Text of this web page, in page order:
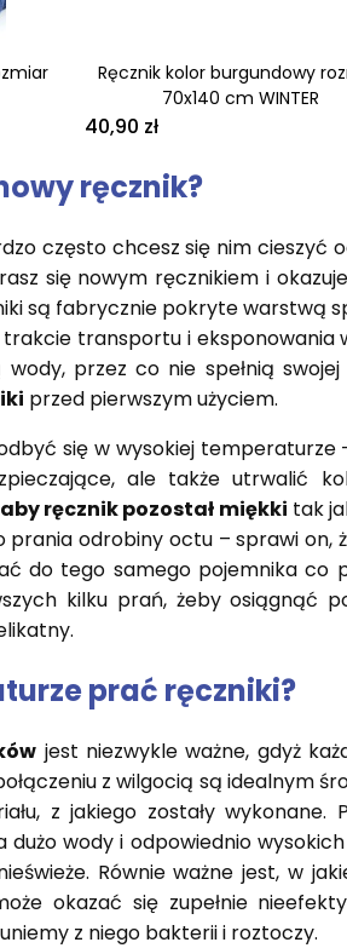
Ręcznik kolor burgundowy
70x140 cm WINTER
40,90 zł
ręcznik?
często chcesz się nim cieszyć
się nowym ręcznikiem i
są fabrycznie pokryte warstwą
transportu i eksponowania
wody, przez co nie spełnią
przed pierwszym użyciem.
się w wysokiej
ale także utrwalić
ręcznik pozostał miękki tak
odrobiny octu – sprawi on,
do tego samego pojemnika co
kilku prań, żeby osiągnąć
prać ręczniki?
jest niezwykle ważne, gdyż
z wilgocią są idealnym
z jakiego zostały wykonane.
dużo wody i odpowiednio
Równie ważne jest, w
okazać się zupełnie
z niego bakterii i roztoczy.